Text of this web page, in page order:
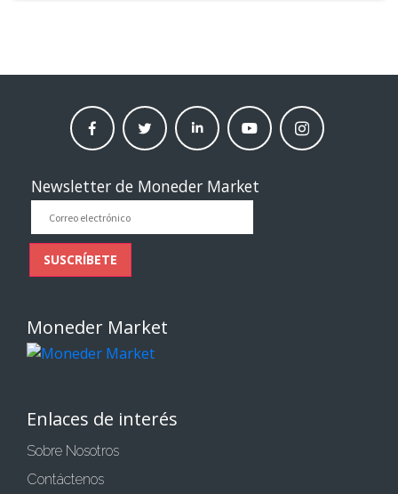
facebook
moneder
twitter
moneder
linkedin
moneder
Youtube
moneder
instagram
moneder
Newsletter de Moneder Market
Correo
electrónico
SUSCRÍBETE
Moneder Market
Enlaces de interés
Sobre Nosotros
Contáctenos